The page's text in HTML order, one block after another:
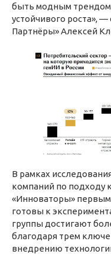
быть модным трендом
устойчивого роста»,
Партнёры» Алексей
В рамках
компаний по подходу
«Инноваторы»
готовы к
группы достигают
благодаря трем
внедрению